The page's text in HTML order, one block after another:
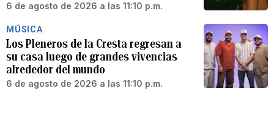
6 de agosto de 2026 a las 11:10 p.m.
MÚSICA
Los Pleneros de la Cresta regresan a
su casa luego de grandes vivencias
alrededor del mundo
6 de agosto de 2026 a las 11:10 p.m.